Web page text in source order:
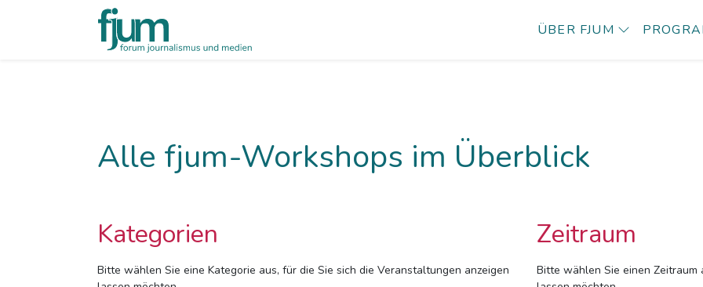
ÜBER FJUM
Alle fjum-Workshops im Überblick
Kategorien
Bitte wählen Sie eine Kategorie aus, für die Sie sich die Veranstaltungen anzeigen
Zeitraum
Bitte wählen Sie einen Zeitraum